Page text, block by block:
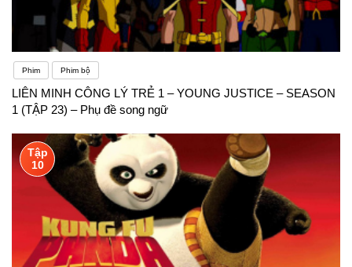
Phim Phim bộ
LIÊN MINH CÔNG LÝ TRẺ 1 – YOUNG JUSTICE – SEASON
1 (TẬP 23) – Phụ đề song ngữ
Tập
10